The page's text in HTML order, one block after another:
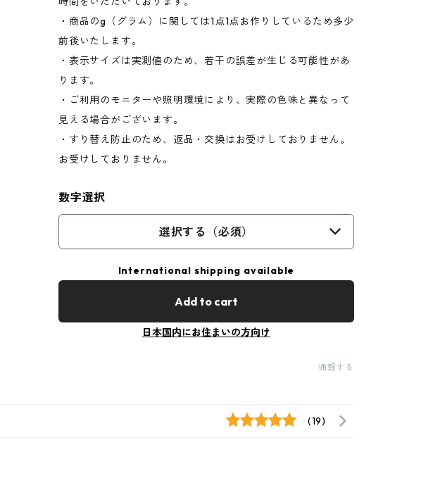
・商品のg（グラム）に関しては1点1点お作りしているため多少
前後いたします。
・表示サイズは実測値のため、若干の誤差が生じる可能性があ
ります。
・ご利用のモニターや照明環境により、実際の色味と異なって
見える場合がございます。
・すり替え防止のため、返品・交換はお受けしておりません。
お受けしておりません。
数字選択
選択する（必須）
International shipping available
Add to cart
日本国内にお住まいの方向け
通報する
(19)